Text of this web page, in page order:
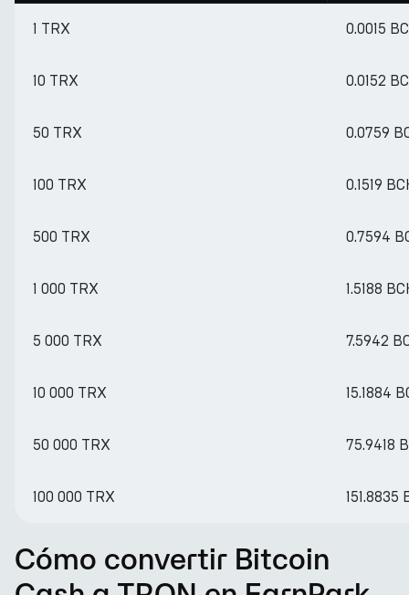
1 TRX 0.0015
10 TRX 0.0152
50 TRX 0.0759
100 TRX 0.1519
500 TRX 0.7594
1 000 TRX 1.5188
5 000 TRX 7.5942
10 000 TRX 15.1884
50 000 TRX 75.9418
100 000 TRX 151.8835
Cómo convertir Bitcoin